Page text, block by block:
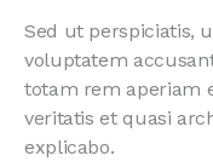
Sed ut perspiciatis,
voluptatem
totam rem aperiam
veritatis et quasi
explicabo.